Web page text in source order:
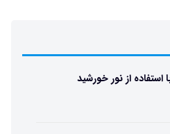
از نور خورشید